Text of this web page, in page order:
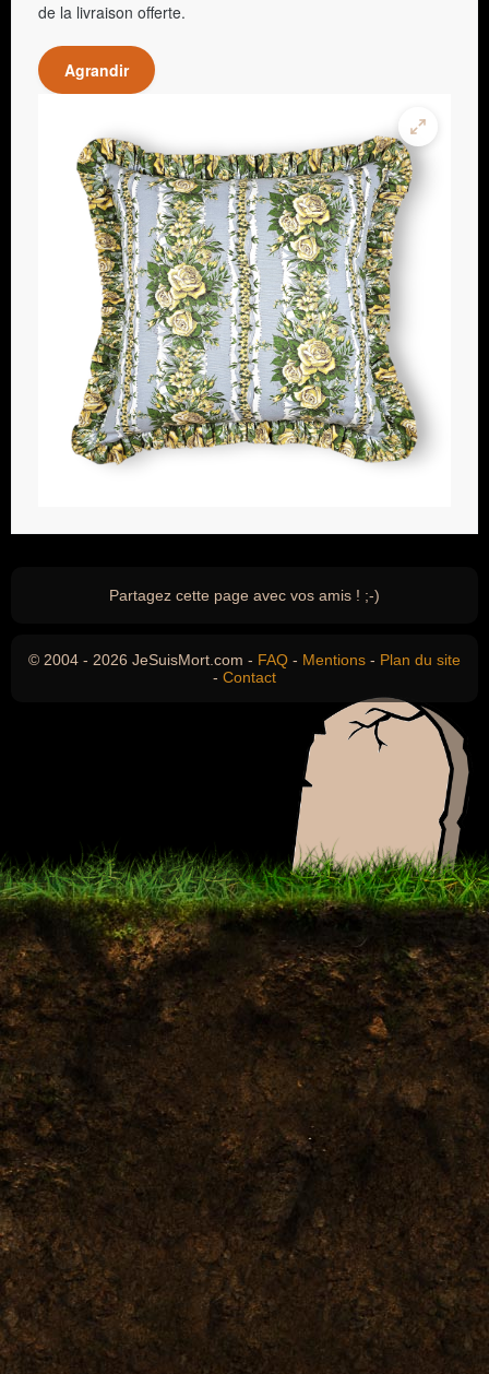
de la livraison offerte.
Agrandir
Partagez cette page avec vos amis ! ;-)
© 2004 - 2026 JeSuisMort.com - FAQ - Mentions - Plan du site
- Contact